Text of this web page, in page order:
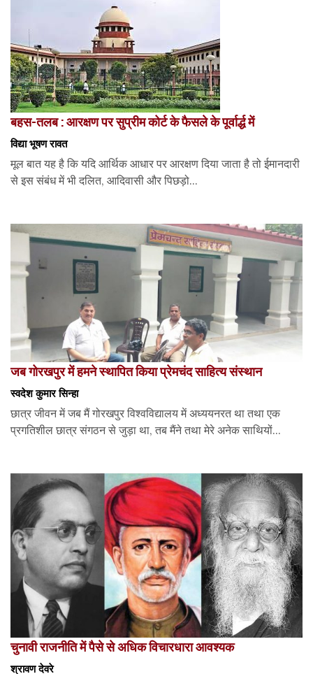
बहस-तलब : आरक्षण पर सुप्रीम कोर्ट के फैसले के पूर्वार्द्ध में
विद्या भूषण रावत
मूल बात यह है कि यदि आर्थिक आधार पर आरक्षण दिया जाता है तो ईमानदारी
से इस संबंध में भी दलित, आदिवासी और पिछड़ो...
जब गोरखपुर में हमने स्थापित किया प्रेमचंद साहित्य संस्थान
स्वदेश कुमार सिन्हा
छात्र जीवन में जब मैं गोरखपुर विश्वविद्यालय में अध्ययनरत था तथा एक
प्रगतिशील छात्र संगठन से जुड़ा था, तब मैंने तथा मेरे अनेक साथियों...
चुनावी राजनीति में पैसे से अधिक विचारधारा आवश्यक
श्रावण देवरे